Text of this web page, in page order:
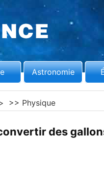
Astronomie
>> Physique
des